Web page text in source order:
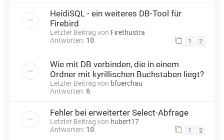
HeidiSQL - ein weiteres DB-Tool für
Firebird
Letzter Beitrag von Firethustra
Antworten: 10 1 2
Wie mit DB verbinden, die in einem
Ordner mit kyrillischen Buchstaben liegt?
Letzter Beitrag von bfuerchau
Antworten: 6
Fehler bei erweiterter Select-Abfrage
Letzter Beitrag von hubert17
Antworten: 10 1 2